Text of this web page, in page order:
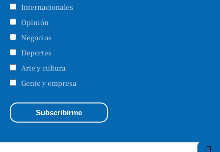
Internacionales
Opinión
Negocios
Deportes
Arte y cultura
Gente y empresa